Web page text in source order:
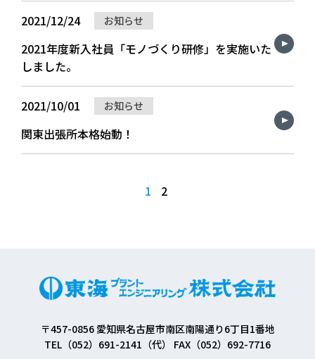
2021/12/24 お知らせ
2021年度新入社員「モノづくり研修」を実施いた
しました。
2021/10/01 お知らせ
関東出張所本格始動！
1 2
〒457-0856 愛知県名古屋市南区南陽通り6丁目1番地
TEL（052）691-2141（代） FAX（052）692-7716